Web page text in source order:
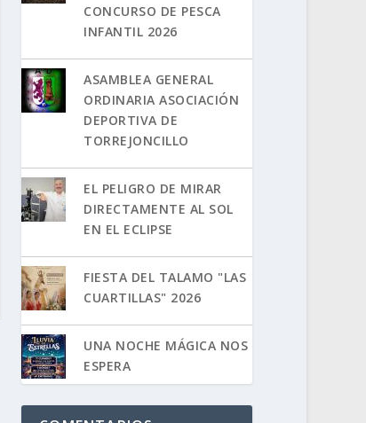
CONCURSO DE PESCA
INFANTIL 2026
ASAMBLEA GENERAL
ORDINARIA ASOCIACIÓN
DEPORTIVA DE
TORREJONCILLO
EL PELIGRO DE MIRAR
DIRECTAMENTE AL SOL
EN EL ECLIPSE
FIESTA DEL TALAMO "LAS
CUARTILLAS" 2026
UNA NOCHE MÁGICA NOS
ESPERA